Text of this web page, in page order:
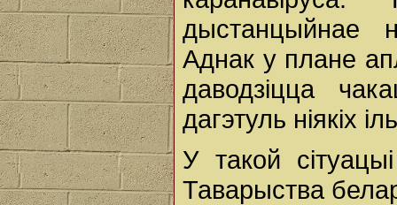
дыстанцыйнае
Аднак у плане
даводзіцца
дагэтуль ніякіх
У такой
Таварыства